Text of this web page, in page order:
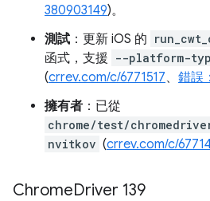
380903149)。
測試 ：更新 iOS 的
函式，支援 --platform-
(crrev.com/c/6771517、 錯誤
擁有者 ：已從
chrome/test/chromedriver/
nvitkov (crrev.com/c/
ChromeDriver 139